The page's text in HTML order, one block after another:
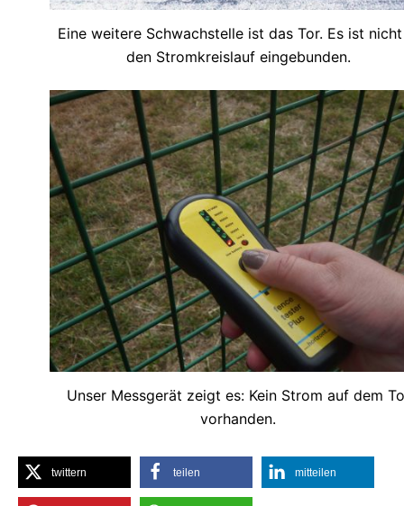
Eine weitere Schwachstelle ist das Tor. Es ist
den Stromkreislauf eingebunden.
Unser Messgerät zeigt es: Kein Strom auf dem
vorhanden.
twittern teilen mitteilen